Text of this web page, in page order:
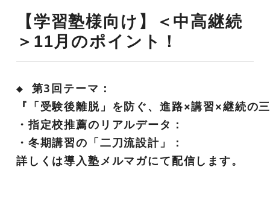
【学習塾様向け】＜中高継続
＞11月のポイント！
◆ 第3回テーマ：
『「受験後離脱」を防ぐ、進路×講習×継続の
・指定校推薦のリアルデータ：
・冬期講習の「二刀流設計」：
詳しくは導入塾メルマガにて配信します。